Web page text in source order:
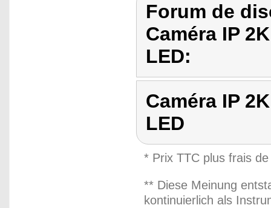
Forum de
Caméra IP
LED:
Caméra IP
LED
* Prix TTC plus frais
** Diese Meinung
kontinuierlich als